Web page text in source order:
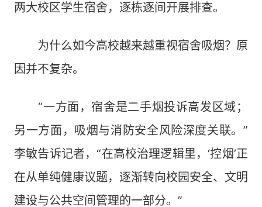
两大校区学生宿舍，逐栋逐间开展排查。
为什么如今高校越来越重视宿舍吸烟？原
因并不复杂。
“一方面，宿舍是二手烟投诉高发区域；
另一方面，吸烟与消防安全风险深度关联。”
李敏告诉记者，“在高校治理逻辑里，‘控烟’正
在从单纯健康议题，逐渐转向校园安全、文明
建设与公共空间管理的一部分。”